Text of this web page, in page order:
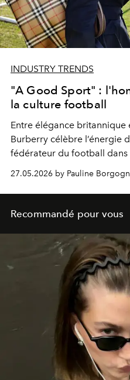
INDUSTRY TRENDS
"A Good Sport" :
la culture football
Entre élégance britannique
Burberry célèbre l’énergie
fédérateur du football
A Good Sport
27.05.2026 by Pauline
Recommandé pour vous